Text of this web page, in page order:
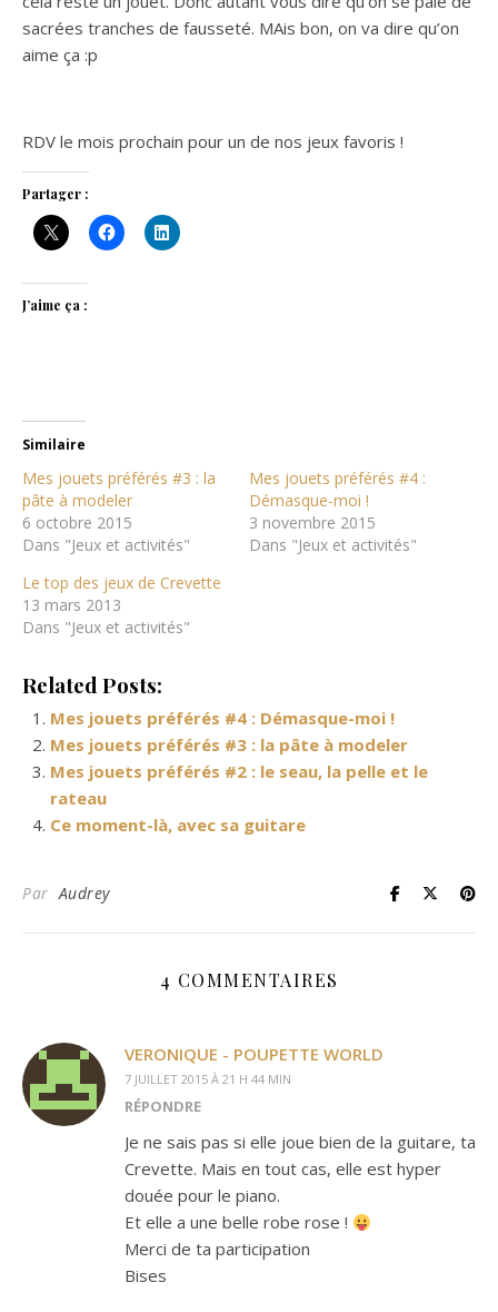
sacrées tranches de fausseté. MAis bon, on va dire qu’on
aime ça :p
RDV le mois prochain pour un de nos jeux favoris !
Partager :
J’aime ça :
Similaire
Mes jouets préférés #3 : la
pâte à modeler
6 octobre 2015
Dans "Jeux et activités"
Mes jouets préférés #4 :
Démasque-moi !
3 novembre 2015
Dans "Jeux et activités"
Le top des jeux de Crevette
13 mars 2013
Dans "Jeux et activités"
Related Posts:
Mes jouets préférés #4 : Démasque-moi !
Mes jouets préférés #3 : la pâte à modeler
Mes jouets préférés #2 : le seau, la pelle et le
rateau
Ce moment-là, avec sa guitare
ParAudrey
4 COMMENTAIRES
VERONIQUE - POUPETTE WORLD
7 JUILLET 2015 À 21 H 44 MIN
RÉPONDRE
Je ne sais pas si elle joue bien de la guitare, ta
Crevette. Mais en tout cas, elle est hyper
douée pour le piano.
Et elle a une belle robe rose !
Merci de ta participation
Bises